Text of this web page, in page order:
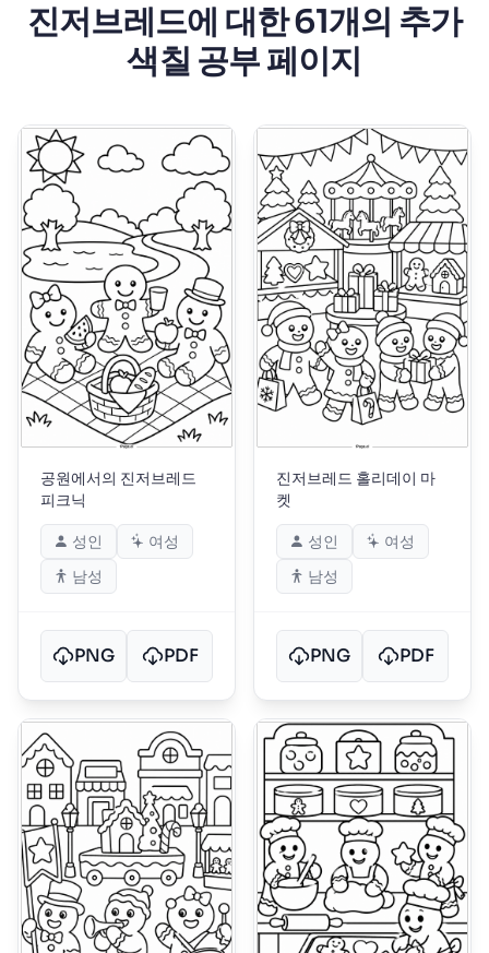
진저브레드에 대한 61개의 추가
색칠 공부 페이지
공원에서의 진저브레드
피크닉
성인
여성
남성
PNG PDF
진저브레드 홀리데이 마
켓
성인
여성
남성
PNG PDF